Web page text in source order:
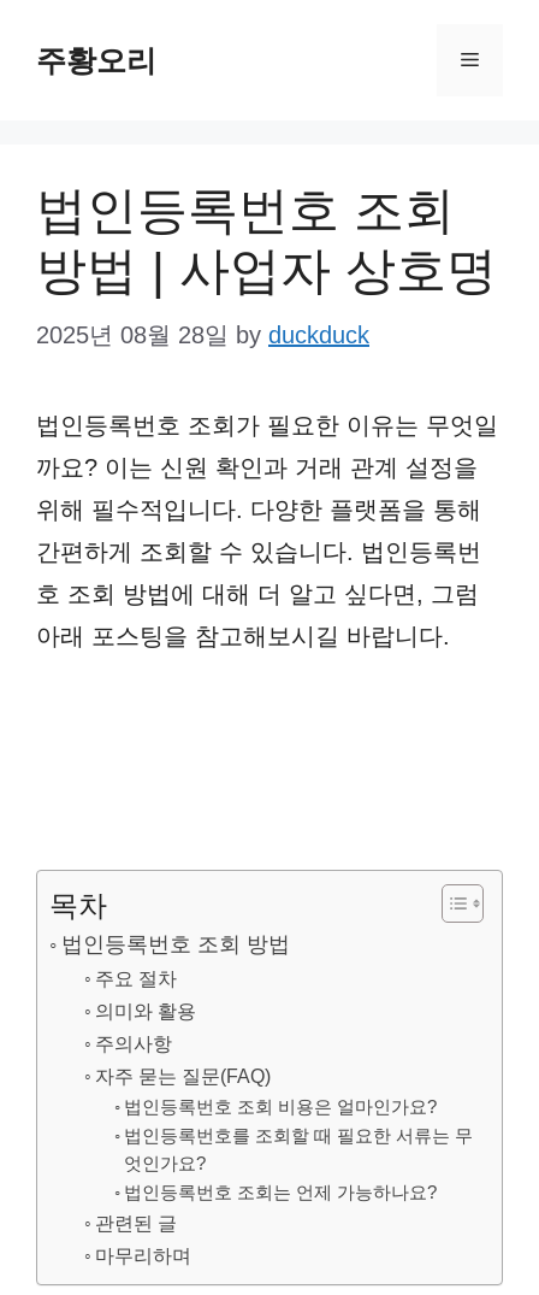
주황오리 Menu
법인등록번호 조회
방법 | 사업자 상호명
2025년 08월 28일 by duckduck
법인등록번호 조회가 필요한 이유는 무엇일
까요? 이는 신원 확인과 거래 관계 설정을
위해 필수적입니다. 다양한 플랫폼을 통해
간편하게 조회할 수 있습니다. 법인등록번
호 조회 방법에 대해 더 알고 싶다면, 그럼
아래 포스팅을 참고해보시길 바랍니다.
목차
법인등록번호 조회 방법
주요 절차
의미와 활용
주의사항
자주 묻는 질문(FAQ)
법인등록번호 조회 비용은 얼마인가요?
법인등록번호를 조회할 때 필요한 서류는 무
엇인가요?
법인등록번호 조회는 언제 가능하나요?
관련된 글
마무리하며